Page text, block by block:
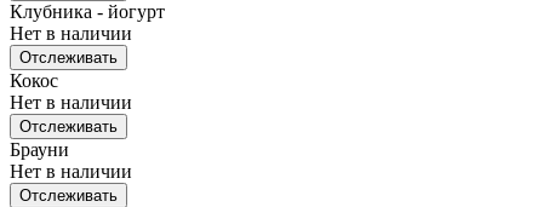
Клубника - йогурт
Нет в наличии
Отслеживать
Кокос
Нет в наличии
Отслеживать
Брауни
Нет в наличии
Отслеживать